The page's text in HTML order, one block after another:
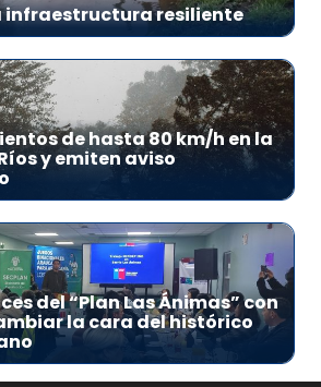
infraestructura resiliente
de hasta 80 km/h en la
y emiten aviso
del “Plan Las Ánimas” con
la cara del histórico